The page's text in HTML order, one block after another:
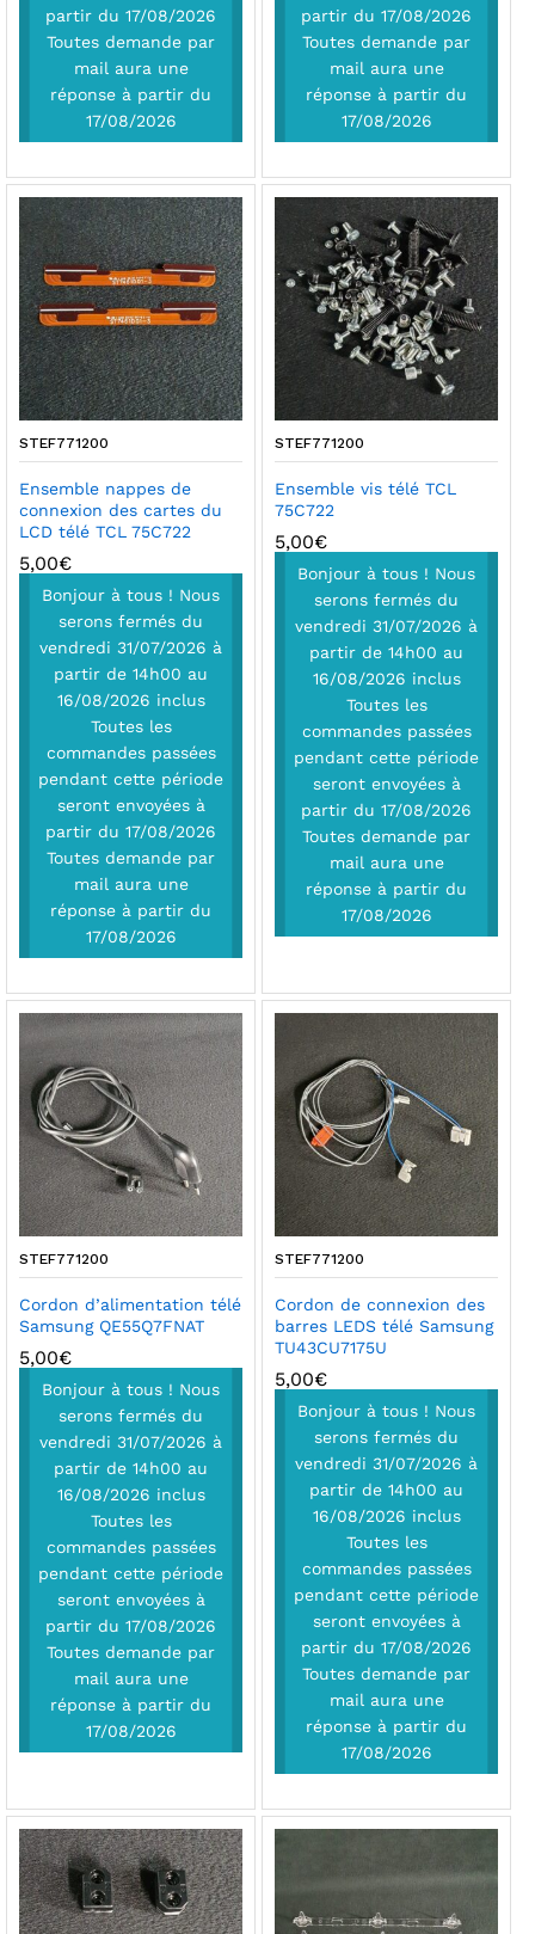
partir du 17/08/2026
Toutes demande par
mail aura une
réponse à partir du
17/08/2026
partir du 17/08/2026
Toutes demande par
mail aura une
réponse à partir du
17/08/2026
STEF771200
Ensemble nappes de
connexion des cartes du
LCD télé TCL 75C722
5,00€
Bonjour à tous ! Nous
serons fermés du
vendredi 31/07/2026 à
partir de 14h00 au
16/08/2026 inclus
Toutes les
commandes passées
pendant cette période
seront envoyées à
partir du 17/08/2026
Toutes demande par
mail aura une
réponse à partir du
17/08/2026
STEF771200
Ensemble vis télé TCL
75C722
5,00€
Bonjour à tous ! Nous
serons fermés du
vendredi 31/07/2026 à
partir de 14h00 au
16/08/2026 inclus
Toutes les
commandes passées
pendant cette période
seront envoyées à
partir du 17/08/2026
Toutes demande par
mail aura une
réponse à partir du
17/08/2026
STEF771200
Cordon d’alimentation télé
Samsung QE55Q7FNAT
5,00€
Bonjour à tous ! Nous
serons fermés du
vendredi 31/07/2026 à
partir de 14h00 au
16/08/2026 inclus
Toutes les
commandes passées
pendant cette période
seront envoyées à
partir du 17/08/2026
Toutes demande par
mail aura une
réponse à partir du
17/08/2026
STEF771200
Cordon de connexion des
barres LEDS télé Samsung
TU43CU7175U
5,00€
Bonjour à tous ! Nous
serons fermés du
vendredi 31/07/2026 à
partir de 14h00 au
16/08/2026 inclus
Toutes les
commandes passées
pendant cette période
seront envoyées à
partir du 17/08/2026
Toutes demande par
mail aura une
réponse à partir du
17/08/2026